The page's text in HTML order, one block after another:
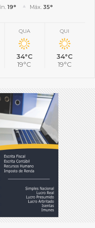
19° Máx. 35°
QUA
34°C
19°C
QUI
34°C
19°C